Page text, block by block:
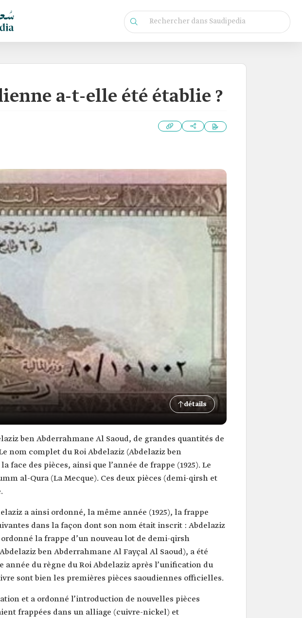
a-t-elle été établie ?
détails
ben Abderrahmane Al Saoud, de grandes quantités de
nom complet du Roi Abdelaziz (Abdelaziz ben
des pièces, ainsi que l’année de frappe (1925). Le
al-Qura (La Mecque). Ces deux pièces (demi-qirsh et
a ainsi ordonné, la même année (1925), la frappe
dans la façon dont son nom était inscrit : Abdelaziz
la frappe d’un nouveau lot de demi-qirsh
ben Abderrahmane Al Fayçal Al Saoud), a été
année du règne du Roi Abdelaziz après l’unification du
sont bien les premières pièces saoudiennes officielles.
et a ordonné l’introduction de nouvelles pièces
frappées dans un alliage (cuivre-nickel) et